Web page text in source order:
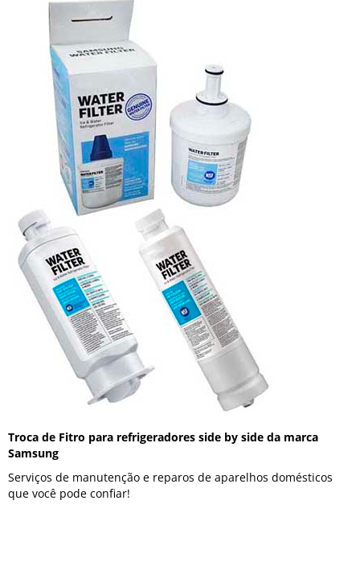
Troca de Fitro para refrigeradores side by side da marca
Samsung
Serviços de manutenção e reparos de aparelhos domésticos
que você pode confiar!